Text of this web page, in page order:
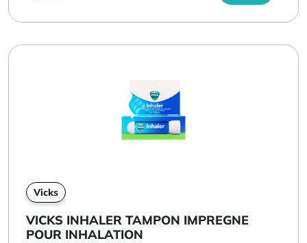
Vicks
VICKS INHALER TAMPON IMPREGNE
POUR INHALATION